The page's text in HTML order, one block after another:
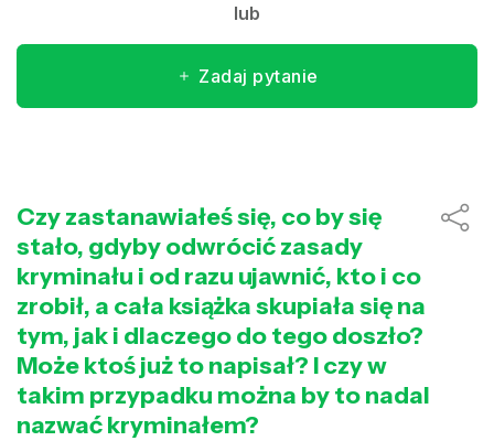
lub
Zadaj pytanie
Czy zastanawiałeś się, co by się
stało, gdyby odwrócić zasady
kryminału i od razu ujawnić, kto i co
zrobił, a cała książka skupiała się na
tym, jak i dlaczego do tego doszło?
Może ktoś już to napisał? I czy w
takim przypadku można by to nadal
nazwać kryminałem?